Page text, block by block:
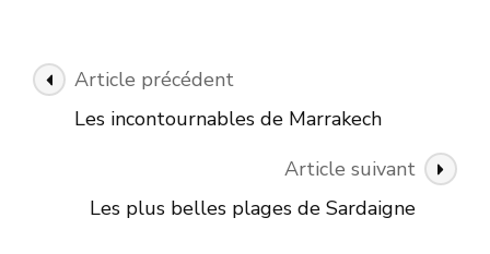
Navigation
des
Article précédent
Les incontournables de Marrakech
Article suivant
Les plus belles plages de Sardaigne